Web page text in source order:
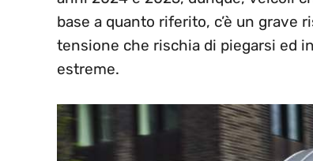
base a quanto riferito, c’è un grave
tensione che rischia di piegarsi ed
estreme.